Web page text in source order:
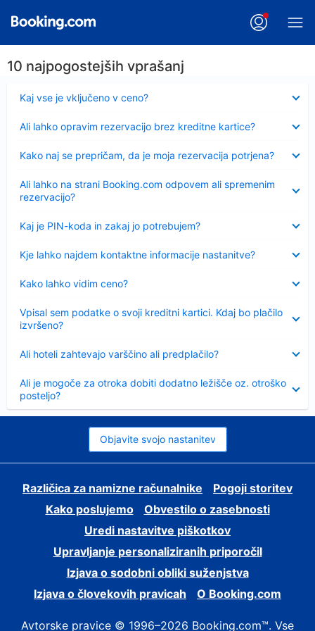
10 najpogostejših vprašanj
Kaj vse je vključeno v ceno?
Ali lahko opravim rezervacijo brez kreditne kartice?
Kako naj se prepričam, da je moja rezervacija potrjena?
Ali lahko na strani Booking.com odpovem ali spremenim
rezervacijo?
Kaj je PIN-koda in zakaj jo potrebujem?
Kje lahko najdem kontaktne informacije nastanitve?
Kako lahko vidim ceno?
Vpisal sem podatke o svoji kreditni kartici. Kdaj bo plačilo
izvršeno?
Ali hoteli zahtevajo varščino ali predplačilo?
Ali je mogoče za otroka dobiti dodatno ležišče oz. otroško
posteljo?
Objavite svojo nastanitev
Različica za namizne računalnike
Pogoji storitev
Kako poslujemo
Obvestilo o zasebnosti
Uredi nastavitve piškotkov
Upravljanje personaliziranih priporočil
Izjava o sodobni obliki suženjstva
Izjava o človekovih pravicah
O Booking.com
Avtorske pravice © 1996–2026 Booking.com™. Vse